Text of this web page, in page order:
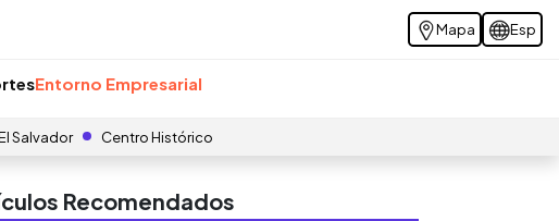
Mapa Esp
Entorno Empresarial
Salvador Centro Histórico
Recomendados